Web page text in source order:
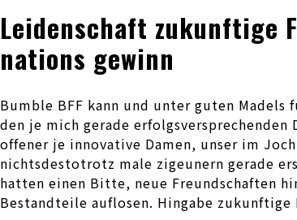
Leidenschaft zukunftige
nations gewinn
Bumble BFF kann und unter guten
den je mich gerade
offener je innovative Damen, unser im
nichtsdestotrotz male zigeunern gerade
hatten einen Bitte, neue Freundschaften
Bestandteile auflosen. Hingabe